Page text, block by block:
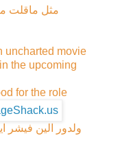
مثل ماقلت
uncharted movie
the upcoming
for the role
ولدور الين فيشر